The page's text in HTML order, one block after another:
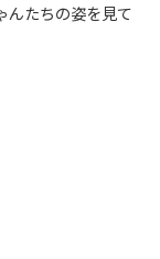
んたちの姿を見て